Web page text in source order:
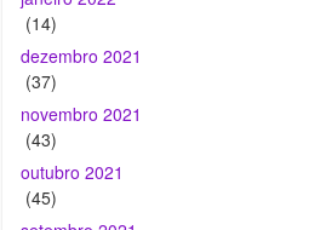
novembro 2021
(43)
outubro 2021
(45)
setembro 2021
(44)
agosto 2021
(73)